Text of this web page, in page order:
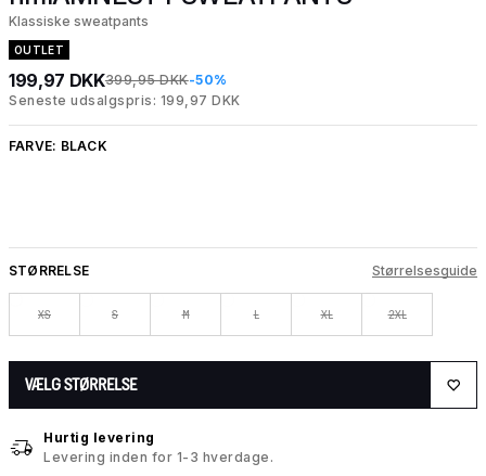
Klassiske sweatpants
OUTLET
199,97 DKK399,95 DKK-50%
Seneste udsalgspris: 199,97 DKK
FARVE: BLACK
STØRRELSE Størrelsesguide
XS S M L XL 2XL
VÆLG STØRRELSE
Hurtig levering
Levering inden for 1-3 hverdage.